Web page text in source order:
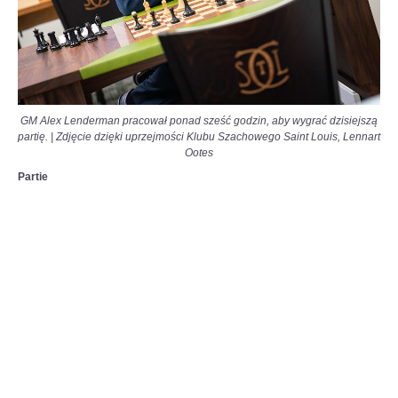
GM Alex Lenderman pracował ponad sześć godzin, aby wygrać dzisiejszą
partię.
Zdjęcie dzięki uprzejmości Klubu Szachowego Saint Louis, Lennart
Ootes
Partie